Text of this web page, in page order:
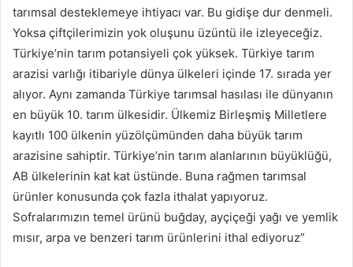
tarımsal desteklemeye ihtiyacı var. Bu gidişe dur denmeli.
Yoksa çiftçilerimizin yok oluşunu üzüntü ile izleyeceğiz.
Türkiye’nin tarım potansiyeli çok yüksek. Türkiye tarım
arazisi varlığı itibariyle dünya ülkeleri içinde 17. sırada yer
alıyor. Aynı zamanda Türkiye tarımsal hasılası ile dünyanın
en büyük 10. tarım ülkesidir. Ülkemiz Birleşmiş Milletlere
kayıtlı 100 ülkenin yüzölçümünden daha büyük tarım
arazisine sahiptir. Türkiye’nin tarım alanlarının büyüklüğü,
AB ülkelerinin kat kat üstünde. Buna rağmen tarımsal
ürünler konusunda çok fazla ithalat yapıyoruz.
Sofralarımızın temel ürünü buğday, ayçiçeği yağı ve yemlik
mısır, arpa ve benzeri tarım ürünlerini ithal ediyoruz”